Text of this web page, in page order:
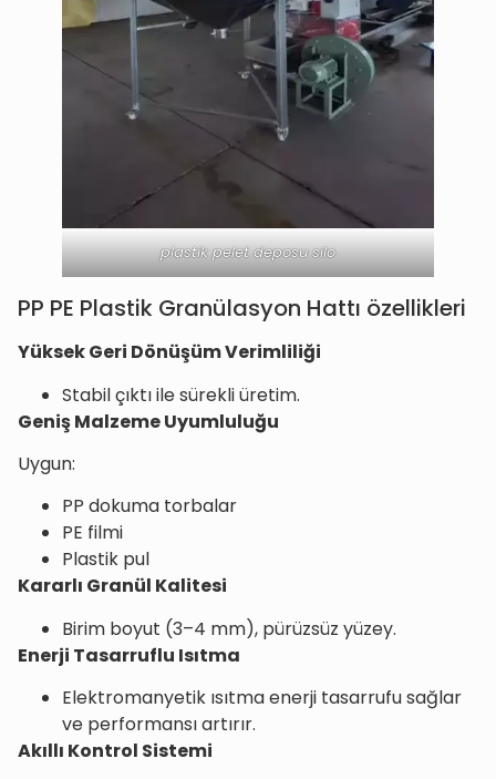
plastik pelet deposu silo
PP PE Plastik Granülasyon Hattı özellikleri
Yüksek Geri Dönüşüm Verimliliği
Stabil çıktı ile sürekli üretim.
Geniş Malzeme Uyumluluğu
Uygun:
PP dokuma torbalar
PE filmi
Plastik pul
Kararlı Granül Kalitesi
Birim boyut (3–4 mm), pürüzsüz yüzey.
Enerji Tasarruflu Isıtma
Elektromanyetik ısıtma enerji tasarrufu sağlar
ve performansı artırır.
Akıllı Kontrol Sistemi